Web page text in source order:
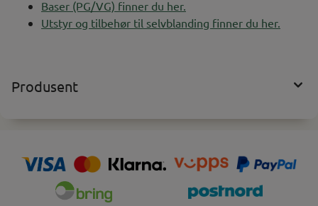
Baser (PG/VG) finner du her.
Utstyr og tilbehør til selvblanding finner du her.
Produsent